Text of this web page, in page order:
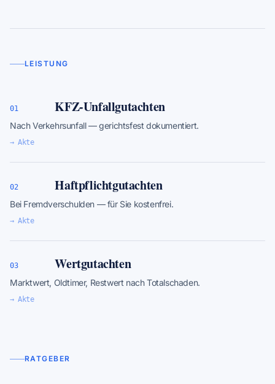
LEISTUNG
01 KFZ-Unfallgutachten
Nach Verkehrsunfall — gerichtsfest dokumentiert.
→ Akte
02 Haftpflichtgutachten
Bei Fremdverschulden — für Sie kostenfrei.
→ Akte
03 Wertgutachten
Marktwert, Oldtimer, Restwert nach Totalschaden.
→ Akte
RATGEBER